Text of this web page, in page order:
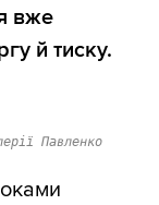
вже
й тиску.
Павленко